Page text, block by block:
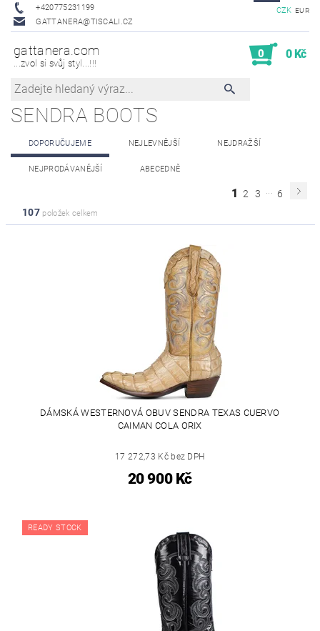
+420775231199
GATTANERA@TISCALI.CZ
CZK EUR
gattanera.com
...zvol si svůj styl...!!!
0 0 Kč
SENDRA BOOTS
DOPORUČUJEME NEJLEVNĚJŠÍ NEJDRAŽŠÍ
NEJPRODÁVANĚJŠÍ ABECEDNĚ
1 2 3
6
107položek celkem
DÁMSKÁ WESTERNOVÁ OBUV SENDRA TEXAS CUERVO
CAIMAN COLA ORIX
17 272,73 Kč bez DPH
20 900 Kč
READY STOCK